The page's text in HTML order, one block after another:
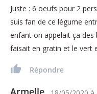
Juste : 6 oeufs pour 2
suis fan de ce légume
enfant on appelait ça
faisait en gratin et le vert
Répondre
Armelle